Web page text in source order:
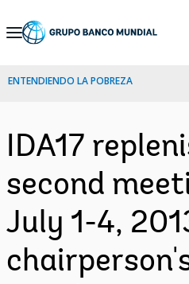
Skip
Navigation
ENTENDIENDO LA POBREZA
IDA17
second
July 1-4,